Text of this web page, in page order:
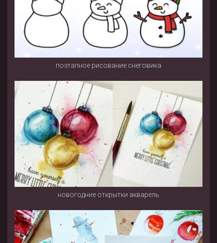
поэтапное рисование снеговика
новогодние открытки акварель